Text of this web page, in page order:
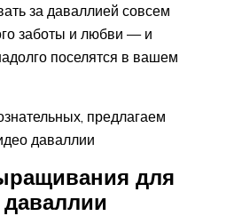
за даваллией совсем
заботы и любви — и
поселятся в вашем
предлагаем
даваллии
для